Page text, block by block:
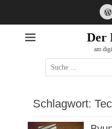
Der
am
Suche
nach:
Schlagwort: